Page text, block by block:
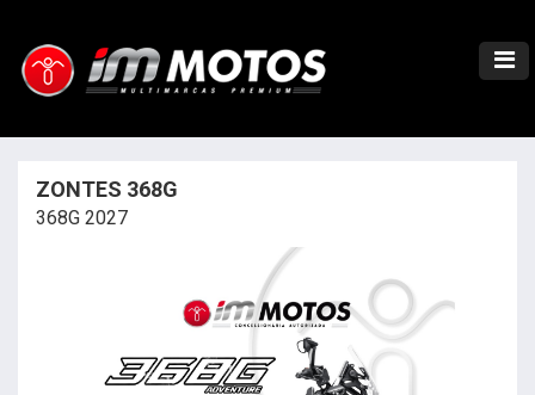
ZONTES 368G
368G 2027